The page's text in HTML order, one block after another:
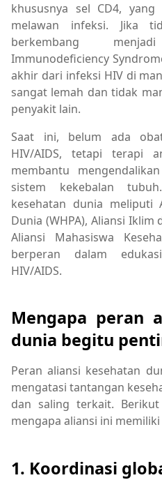
khususnya sel CD4,
melawan infeksi. Jika
berkembang
Immunodeficiency
akhir dari infeksi HIV di
sangat lemah dan tidak
penyakit lain.
Saat ini, belum ada
HIV/AIDS, tetapi terapi
membantu
sistem kekebalan
kesehatan dunia meliputi
Dunia (WHPA), Aliansi Iklim
Aliansi Mahasiswa
berperan dalam
HIV/AIDS.
Mengapa peran
dunia begitu
Peran aliansi kesehatan
mengatasi tantangan
dan saling terkait.
mengapa aliansi ini
1. Koordinasi